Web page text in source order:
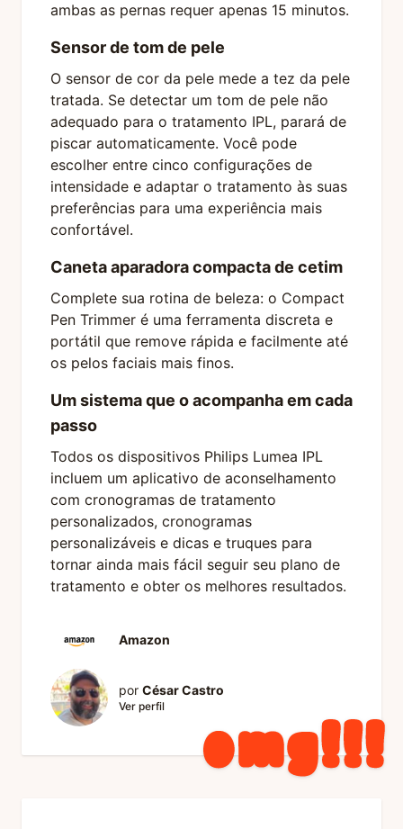
ambas as pernas requer apenas 15 minutos.
Sensor de tom de pele
O sensor de cor da pele mede a tez da pele
tratada. Se detectar um tom de pele não
adequado para o tratamento IPL, parará de
piscar automaticamente. Você pode
escolher entre cinco configurações de
intensidade e adaptar o tratamento às suas
preferências para uma experiência mais
confortável.
Caneta aparadora compacta de cetim
Complete sua rotina de beleza: o Compact
Pen Trimmer é uma ferramenta discreta e
portátil que remove rápida e facilmente até
os pelos faciais mais finos.
Um sistema que o acompanha em cada
passo
Todos os dispositivos Philips Lumea IPL
incluem um aplicativo de aconselhamento
com cronogramas de tratamento
personalizados, cronogramas
personalizáveis ​​e dicas e truques para
tornar ainda mais fácil seguir seu plano de
tratamento e obter os melhores resultados.
Amazon
por César Castro
Ver perfil